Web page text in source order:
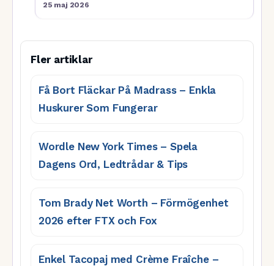
25 maj 2026
Fler artiklar
Få Bort Fläckar På Madrass – Enkla
Huskurer Som Fungerar
Wordle New York Times – Spela
Dagens Ord, Ledtrådar & Tips
Tom Brady Net Worth – Förmögenhet
2026 efter FTX och Fox
Enkel Tacopaj med Crème Fraîche –